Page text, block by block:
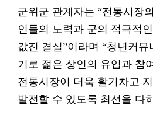
군위군 관계자는 “전통시장
인들의 노력과 군의 적극적
값진 결실”이라며 “청년커뮤
기로 젊은 상인의 유입과 참
전통시장이 더욱 활기차고
발전할 수 있도록 최선을 다